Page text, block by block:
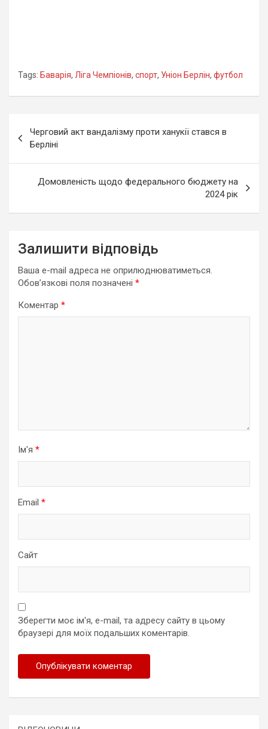
Tags: Баварія, Ліга Чемпіонів, спорт, Уніон Берлін, футбол
записів
Черговий акт вандалізму проти ханукії стався в
Берліні
Домовленість щодо федерального бюджету на
2024 рік
Залишити відповідь
Ваша e-mail адреса не оприлюднюватиметься.
Обов’язкові поля позначені *
Коментар *
Ім'я *
Email *
Сайт
Зберегти моє ім'я, e-mail, та адресу сайту в цьому
браузері для моїх подальших коментарів.